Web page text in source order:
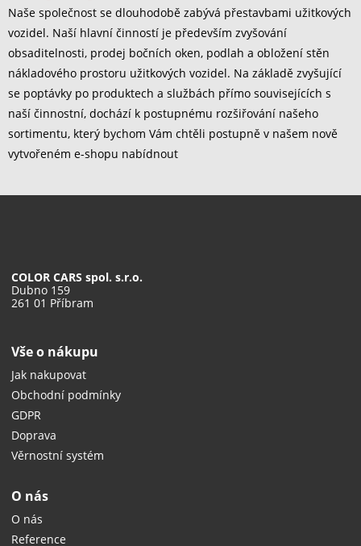
Naše společnost se dlouhodobě zabývá přestavbami užitkových
vozidel. Naší hlavní činností je především zvyšování
obsaditelnosti, prodej bočních oken, podlah a obložení stěn
nákladového prostoru užitkových vozidel. Na základě zvyšující
se poptávky po produktech a službách přímo souvisejících s
naší činnostní, dochází k postupnému rozšiřování našeho
sortimentu, který bychom Vám chtěli postupně v našem nově
vytvořeném e-shopu nabídnout
COLOR CARS spol. s.r.o.
Dubno 159
261 01 Příbram
Vše o nákupu
Jak nakupovat
Obchodní podmínky
GDPR
Doprava
Věrnostní systém
O nás
O nás
Reference